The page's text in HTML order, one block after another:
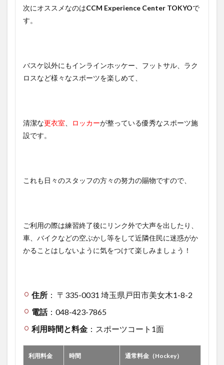
次にオススメなのはCCM Experience Center TOKYOで
す。
バスケ以外にもインラインホッケー、フットサル、ラク
ロスなど様々なスポーツを楽しめて、
清潔な更衣室 ロッカーが整っている優秀なスポーツ施
設です。
これも日々のスタッフの方々の努力の賜物ですので、
ご利用の際は練習終了後にリンク外で大声を出したり、
車、バイクなどの空ぶかし等をして近隣住民に迷惑がか
かることはしないように気をつけて楽しみましょう！
住所 ： 〒335-0031 埼玉県戸田市美女木1-8-2
電話：048-423-7865
利用時間と料金 ：スポーツコート1面
利用料金 時間 通常料金（Hockey）